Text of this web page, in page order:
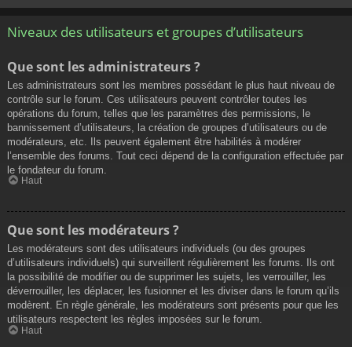
Niveaux des utilisateurs et groupes d’utilisateurs
Que sont les administrateurs ?
Les administrateurs sont les membres possédant le plus haut niveau de
contrôle sur le forum. Ces utilisateurs peuvent contrôler toutes les
opérations du forum, telles que les paramètres des permissions, le
bannissement d’utilisateurs, la création de groupes d’utilisateurs ou de
modérateurs, etc. Ils peuvent également être habilités à modérer
l’ensemble des forums. Tout ceci dépend de la configuration effectuée par
le fondateur du forum.
Haut
Que sont les modérateurs ?
Les modérateurs sont des utilisateurs individuels (ou des groupes
d’utilisateurs individuels) qui surveillent régulièrement les forums. Ils ont
la possibilité de modifier ou de supprimer les sujets, les verrouiller, les
déverrouiller, les déplacer, les fusionner et les diviser dans le forum qu’ils
modèrent. En règle générale, les modérateurs sont présents pour que les
utilisateurs respectent les règles imposées sur le forum.
Haut